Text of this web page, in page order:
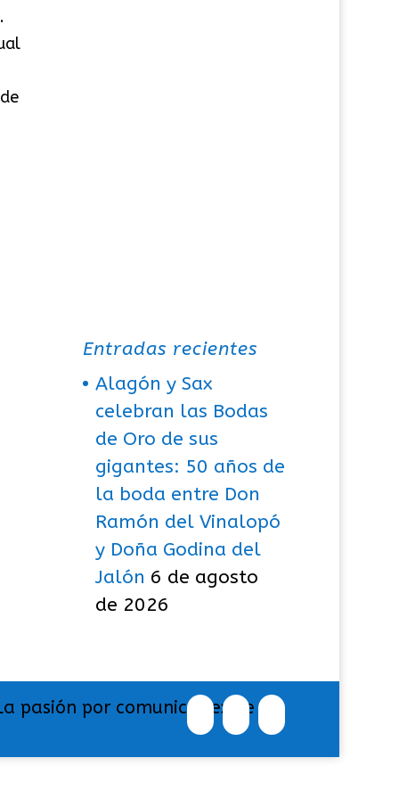
Entradas recientes
Alagón y Sax
celebran las Bodas
de Oro de sus
gigantes: 50 años de
la boda entre Don
Ramón del Vinalopó
y Doña Godina del
Jalón 6 de agosto
de 2026
pasión por comunicar exige